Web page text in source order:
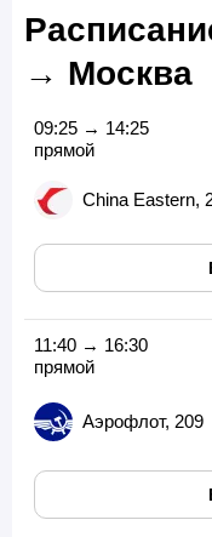
→ Москва
09:25 → 14:25
прямой
China Eastern,
11:40 → 16:30
прямой
Аэрофлот, 209